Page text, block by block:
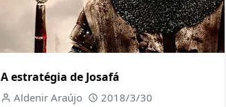
A estratégia de Josafá
Aldenir Araújo 2018/3/30